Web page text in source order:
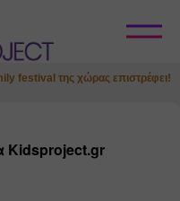
festival της χώρας επιστρέφει!
Kidsproject.gr